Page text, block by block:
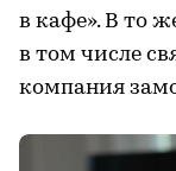
в кафе». В то
в том числе
компания